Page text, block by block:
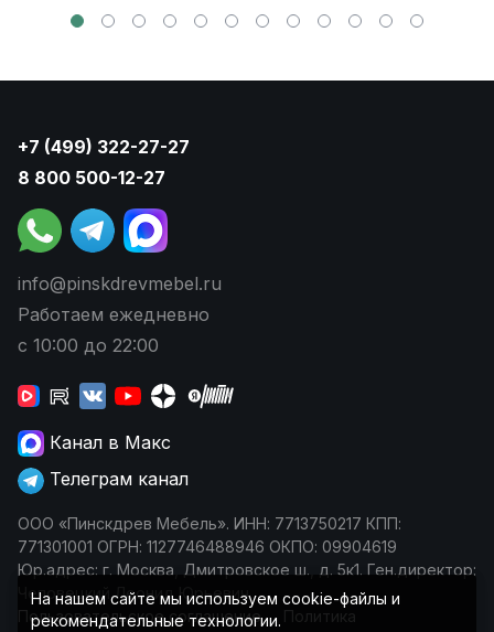
+7 (499) 322-27-27
8 800 500-12-27
info@pinskdrevmebel.ru
Работаем ежедневно
с 10:00 до 22:00
Канал в Макс
Телеграм канал
ООО «Пинскдрев Мебель». ИНН: 7713750217 КПП:
771301001 ОГРН: 1127746488946 ОКПО: 09904619
Юр.адрес: г. Москва, Дмитровское ш., д. 5к1. Ген.директор:
Чеповецкий Леонид Юрьевич
Пользовательское соглашение
Политика
На нашем сайте мы используем cookie-файлы и
рекомендательные технологии.